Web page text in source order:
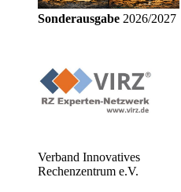
Sonderausgabe 2026/2027
Verband Innovatives
Rechenzentrum e.V.